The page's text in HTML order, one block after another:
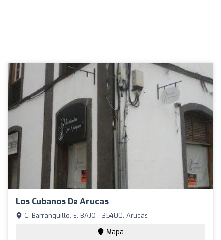
Los Cubanos De Arucas
C. Barranquillo, 6, BAJO - 35400, Arucas
Mapa